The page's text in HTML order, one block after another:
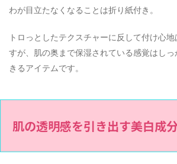
わが目立たなくなることは折り紙付き。
トロっとしたテクスチャーに反して付け心
すが、肌の奥まで保湿されている感覚はし
きるアイテムです。
肌の透明感を引き出す美白成